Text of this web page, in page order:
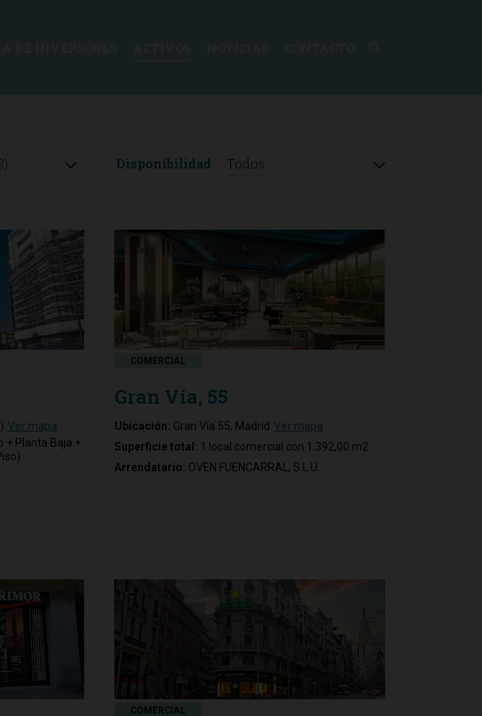
Disponibilidad
Ver mapa
+ Planta Baja +
COMERCIAL
Gran Vía, 55
Ubicación: Gran Vía 55, Madrid Ver mapa
Superficie total: 1 local comercial con 1.392,00 m2
Arrendatario: OVEN FUENCARRAL, S.L.U.
COMERCIAL